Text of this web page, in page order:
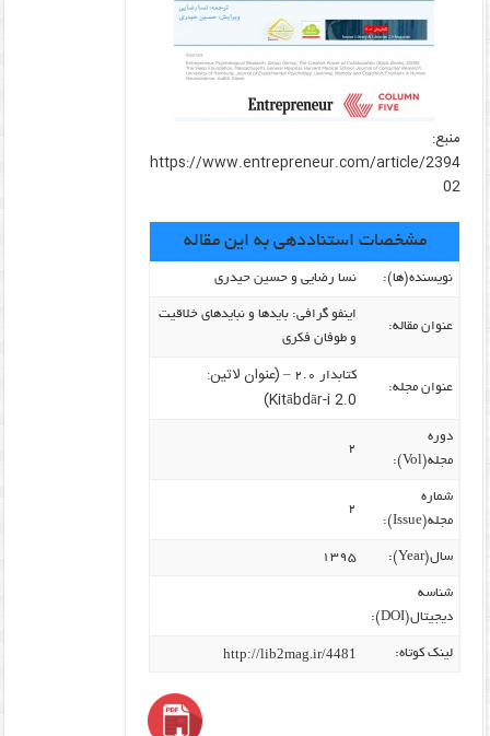
منبع:
https://www.entrepreneur.com/article/2394
02
مشخصات استناددهی به این مقاله
نویسنده‌(ها): نسا رضایی و حسین حیدری
عنوان مقاله:
اینفو گرافی: بایدها و نبایدهای خلاقیت
و طوفان فکری
عنوان مجله:
کتابدار ۲.۰ –
(عنوان لاتین:
Kitābdār-i 2.0)
دوره
مجله(Vol):
۲
شماره
مجله(Issue):
۲
سال(Year): ۱۳۹۵
شناسه
دیجیتال(DOI):
لینک کوتاه: http://lib2mag.ir/4481